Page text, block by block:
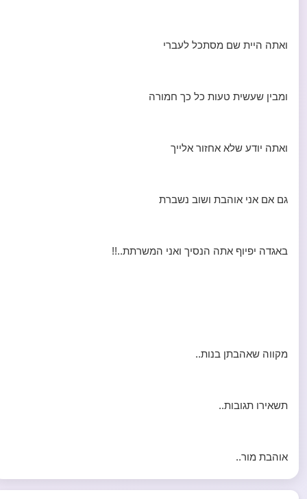
ואתה היית שם מסתכל לעברי
ומבין שעשית טעות כל כך חמורה
ואתה יודע שלא אחזור אלייך
גם אם אני אוהבת ושוב נשברת
באגדה יפיוף אתה הנסיך ואני המשרתת..!!
מקווה שאהבתן בנות..
תשאירו תגובות..
אוהבת מור..